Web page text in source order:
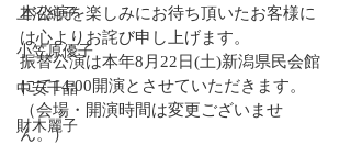
上沼純子
小笠原優子
中安千晶
財木麗子
本公演を楽しみにお待ち頂いたお客様に
は心よりお詫び申し上げます。
振替公演は本年8月22日(土)新潟県民会館
にて14:00開演とさせていただきます。
（会場・開演時間は変更ございませ
ん。）